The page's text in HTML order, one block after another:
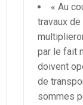
« Au
travaux
par le fait
doivent
de
sommes